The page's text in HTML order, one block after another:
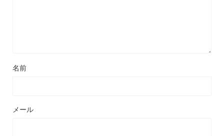
名前
メール